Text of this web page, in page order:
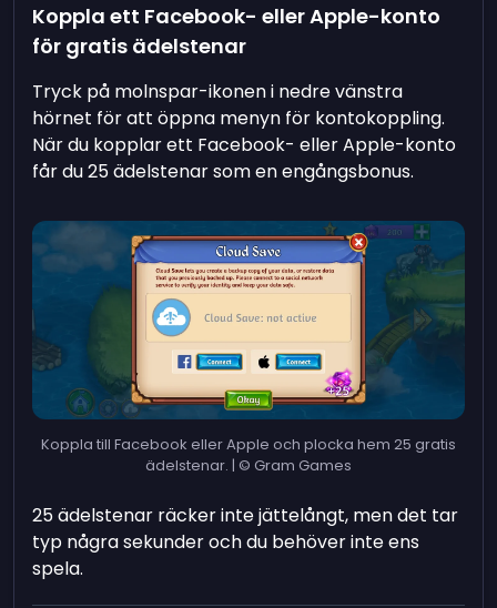
Koppla ett Facebook- eller Apple-konto
för gratis ädelstenar
Tryck på molnspar-ikonen i nedre vänstra
hörnet för att öppna menyn för kontokoppling.
När du kopplar ett Facebook- eller Apple-konto
får du 25 ädelstenar som en engångsbonus.
Koppla till Facebook eller Apple och plocka hem 25 gratis
ädelstenar. | © Gram Games
25 ädelstenar räcker inte jättelångt, men det tar
typ några sekunder och du behöver inte ens
spela.